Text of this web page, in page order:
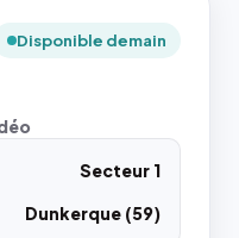
Disponible demain
Secteur 1
Dunkerque (59)